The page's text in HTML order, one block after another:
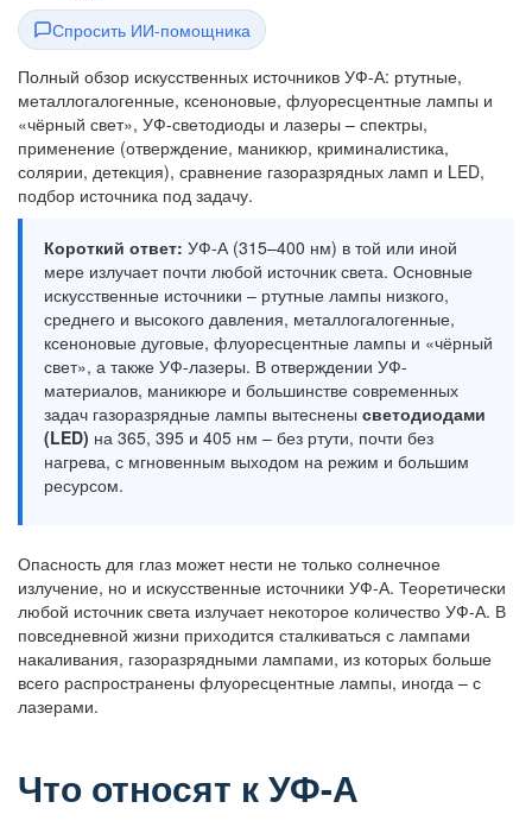
Спросить ИИ-помощника
Полный обзор искусственных источников УФ-А: ртутные,
металлогалогенные, ксеноновые, флуоресцентные лампы и
«чёрный свет», УФ-светодиоды и лазеры – спектры,
применение (отверждение, маникюр, криминалистика,
солярии, детекция), сравнение газоразрядных ламп и LED,
подбор источника под задачу.
Короткий ответ: УФ-А (315–400 нм) в той или иной
мере излучает почти любой источник света. Основные
искусственные источники – ртутные лампы низкого,
среднего и высокого давления, металлогалогенные,
ксеноновые дуговые, флуоресцентные лампы и «чёрный
свет», а также УФ-лазеры. В отверждении УФ-
материалов, маникюре и большинстве современных
задач газоразрядные лампы вытеснены светодиодами
(LED) на 365, 395 и 405 нм – без ртути, почти без
нагрева, с мгновенным выходом на режим и большим
ресурсом.
Опасность для глаз может нести не только солнечное
излучение, но и искусственные источники УФ-А. Теоретически
любой источник света излучает некоторое количество УФ-А. В
повседневной жизни приходится сталкиваться с лампами
накаливания, газоразрядными лампами, из которых больше
всего распространены флуоресцентные лампы, иногда – с
лазерами.
Что относят к УФ-А